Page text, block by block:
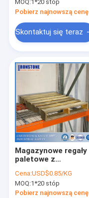
paletowych
MOQ:1*20 stóp
Pobierz najnowszą cenę
Skontaktuj się teraz
Magazynowe regały
paletowe z
półkami z siatki
drucianej do
przechowywania
Cena:USD$0.85/KG
MOQ:1*20 stóp
Pobierz najnowszą cenę